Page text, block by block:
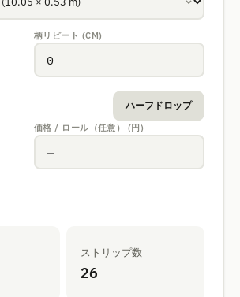
柄リピート (CM)
ハーフドロップ
価格 / ロール（任意） (円)
ストリップ数
26